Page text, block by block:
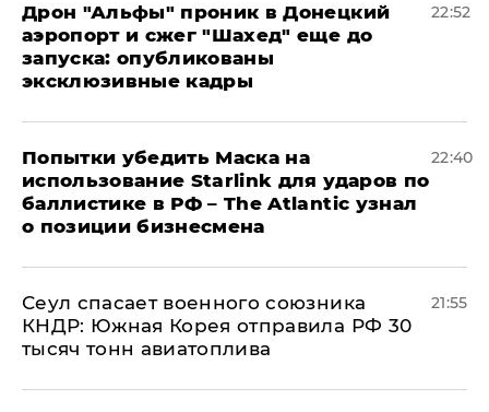
Дрон "Альфы" проник в Донецкий
аэропорт и сжег "Шахед" еще до
запуска: опубликованы
эксклюзивные кадры
22:52
Попытки убедить Маска на
использование Starlink для ударов по
баллистике в РФ – The Atlantic узнал
о позиции бизнесмена
22:40
​Сеул спасает военного союзника
КНДР: Южная Корея отправила РФ 30
тысяч тонн авиатоплива
21:55